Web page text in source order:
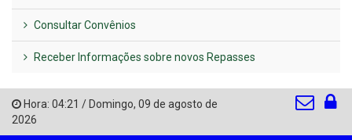
Consultar Convênios
Receber Informações sobre novos Repasses
Hora: 04:21 / Domingo, 09 de agosto de
2026